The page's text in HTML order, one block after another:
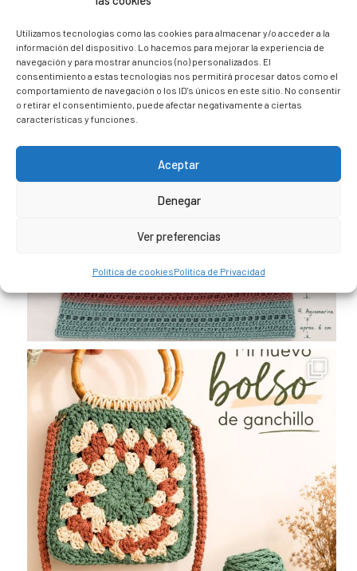
Utilizamos tecnologías como las cookies para almacenar y/o acceder a la
información del dispositivo. Lo hacemos para mejorar la experiencia de
navegación y para mostrar anuncios (no) personalizados. El
consentimiento a estas tecnologías nos permitirá procesar datos como el
comportamiento de navegación o los ID's únicos en este sitio. No consentir
o retirar el consentimiento, puede afectar negativamente a ciertas
características y funciones.
Aceptar
Denegar
Ver preferencias
Política de cookiesPolítica de Privacidad
@caravana_go Mi blog de viajes